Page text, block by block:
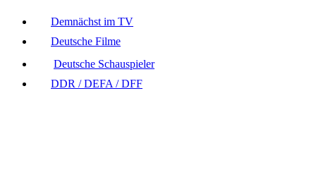
Demnächst im TV
Deutsche Filme
Deutsche Schauspieler
DDR / DEFA / DFF